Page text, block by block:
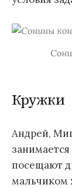
Кружки
Андрей,
посещают
мальчиком